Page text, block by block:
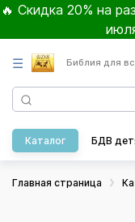
🔥 Скидка 20% на
☰ Библия для
Каталог БДВ
Главная страница